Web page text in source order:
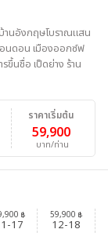
านอังกฤษโบราณแสน
อนดอน เมืองออกซ์ฟ
ขึ้นชื่อ เป็ดย่าง ร้าน
ราคาเริ่มต้น
59,900
บาท/ท่าน
฿
17
59,900 ฿
12-18